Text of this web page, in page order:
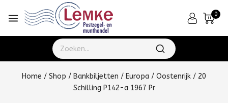
0
Home / Shop / Bankbiljetten / Europa / Oostenrijk / 20
Schilling P142-a 1967 Pr